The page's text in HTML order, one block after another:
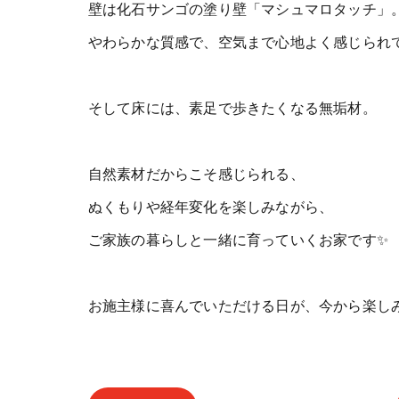
壁は化石サンゴの塗り壁「マシュマロタッチ」。
やわらかな質感で、空気まで心地よく感じられ
そして床には、素足で歩きたくなる無垢材。
自然素材だからこそ感じられる、
ぬくもりや経年変化を楽しみながら、
ご家族の暮らしと一緒に育っていくお家です✨
お施主様に喜んでいただける日が、今から楽し